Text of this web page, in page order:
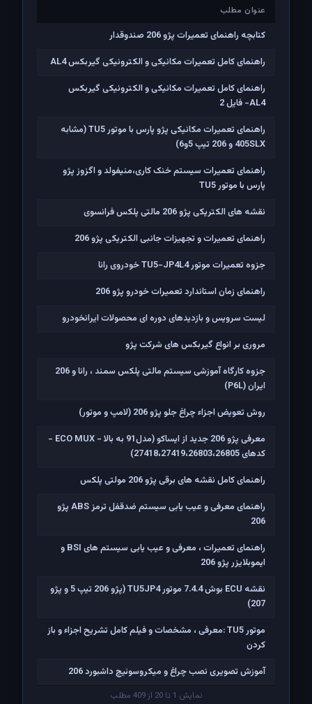
عنوان مطلب
عنوان مطلب
کتابچه راهنمای تعمیرات پژو 206 صندوقدار
راهنمای کامل تعمیرات مکانیکی و الکترونیکی گیربکس AL4
راهنمای کامل تعمیرات مکانیکی و الکترونیکی گیربکس
AL4- فایل 2
راهنمای تعمیرات مکانیکی پژو پارس با موتور TU5 (مشابه
405SLX و 206 تیپ 5و6)
راهنمای تعمیرات سیستم خنک کاری،منیفولد و اگزوز پژو
پارس با موتور TU5
نقشه های الکتریکی پژو 206 مالتی پلکس فرانسوی
راهنمای تعمیرات و تجهیزات جانبی الکتریکی پژو 206
جزوه تعمیرات موتور TU5-JP4L4 خودروی رانا
راهنمای زمان استاندارد تعمیرات خودرو پژو 206
لیست سرویس و بازدیدهای دوره ای محصولات ایرانخودرو
مروری بر انواع گیربکس های شرکت پژو
جزوه کارگاه آموزشی سیستم مالتی پلکس سمند ، رانا و 206
ايران (P6L)
روش تعویض اجزاء چراغ جلو پژو 206 (لامپ و موتور)
معرفی پژو 206 جدید از ایساکو (مدل91 به بالا - ECO MUX -
کدهای 27418،27419،26803،26805)
راهنمای کامل نقشه های برقی پژو 206 مولتی پلکس
راهنمای معرفی و عیب یابی سیستم ضدقفل ترمز ABS پژو
206
راهنمای تعمیرات ، معرفی و عیب یابی سیستم های BSI و
ایموبلایزر پژو 206
نقشه ECU بوش 7.4.4 موتور TU5JP4 (پژو 206 تیپ 5 و پژو
207)
موتور TU5 :معرفی ، مشخصات و فیلم کامل تشریح اجزاء و باز
کردن
آموزش تصویری نصب چراغ و میکروسوئیچ داشبورد 206
نمایش 1 تا 20 از 409 مطلب